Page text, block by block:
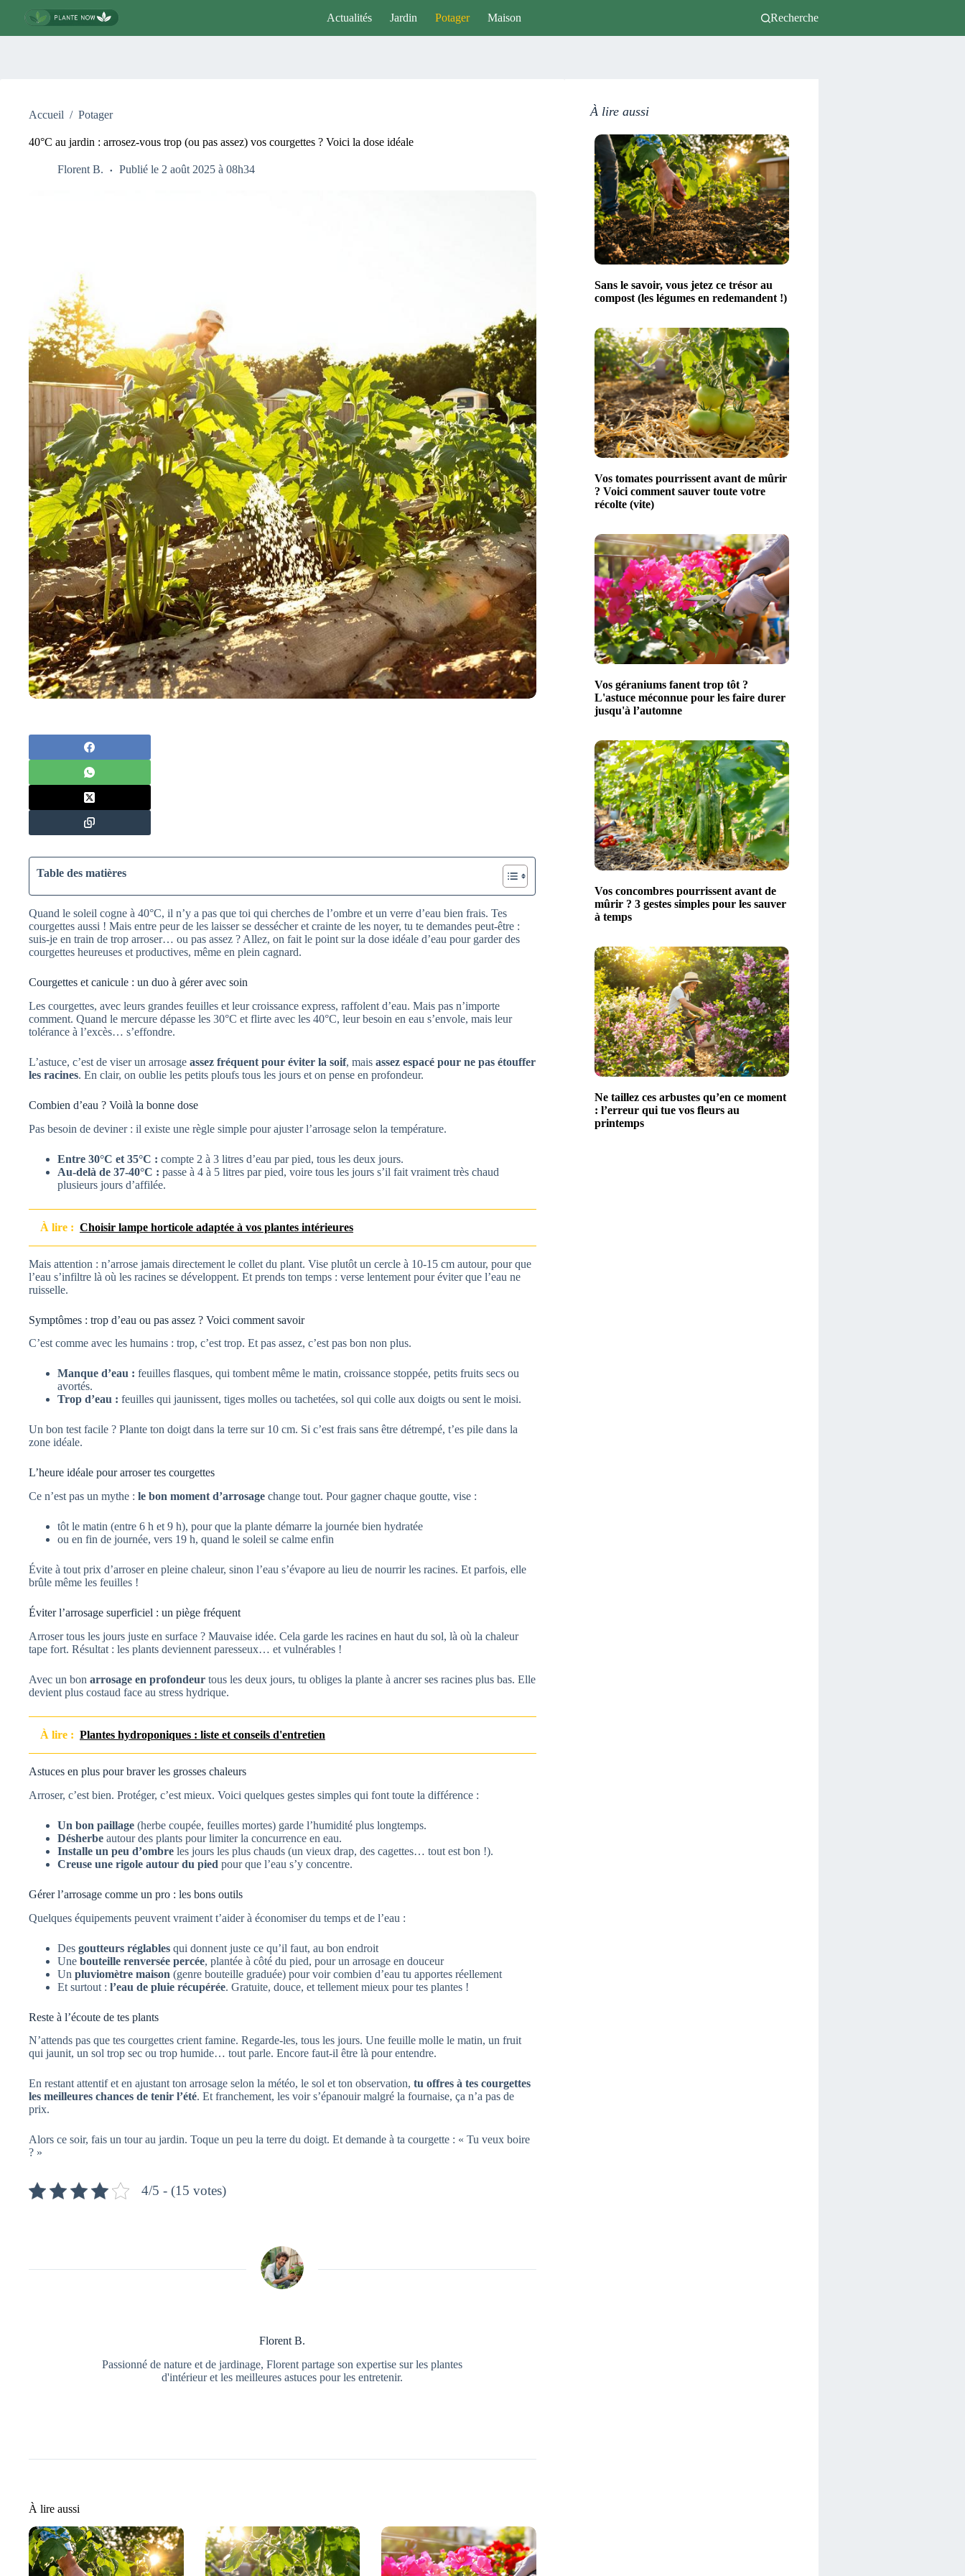
Actualités Jardin Potager Maison Recherche
Accueil / Potager
40°C au jardin : arrosez-vous trop (ou pas assez) vos courgettes ? Voici la dose idéale
Florent B. Publié le 2 août 2025 à 08h34
Table des matières
Quand le soleil cogne à 40°C, il n’y a pas que toi qui cherches de l’ombre et un verre d’eau bien frais. Tes
courgettes aussi ! Mais entre peur de les laisser se dessécher et crainte de les noyer, tu te demandes peut-être :
suis-je en train de trop arroser… ou pas assez ? Allez, on fait le point sur la dose idéale d’eau pour garder des
courgettes heureuses et productives, même en plein cagnard.
Courgettes et canicule : un duo à gérer avec soin
Les courgettes, avec leurs grandes feuilles et leur croissance express, raffolent d’eau. Mais pas n’importe
comment. Quand le mercure dépasse les 30°C et flirte avec les 40°C, leur besoin en eau s’envole, mais leur
tolérance à l’excès… s’effondre.
L’astuce, c’est de viser un arrosage assez fréquent pour éviter la soif, mais assez espacé pour ne pas étouffer
les racines. En clair, on oublie les petits ploufs tous les jours et on pense en profondeur.
Combien d’eau ? Voilà la bonne dose
Pas besoin de deviner : il existe une règle simple pour ajuster l’arrosage selon la température.
Entre 30°C et 35°C : compte 2 à 3 litres d’eau par pied, tous les deux jours.
Au-delà de 37-40°C : passe à 4 à 5 litres par pied, voire tous les jours s’il fait vraiment très chaud
plusieurs jours d’affilée.
À lire : Choisir lampe horticole adaptée à vos plantes intérieures
Mais attention : n’arrose jamais directement le collet du plant. Vise plutôt un cercle à 10-15 cm autour, pour que
l’eau s’infiltre là où les racines se développent. Et prends ton temps : verse lentement pour éviter que l’eau ne
ruisselle.
Symptômes : trop d’eau ou pas assez ? Voici comment savoir
C’est comme avec les humains : trop, c’est trop. Et pas assez, c’est pas bon non plus.
Manque d’eau : feuilles flasques, qui tombent même le matin, croissance stoppée, petits fruits secs ou
avortés.
Trop d’eau : feuilles qui jaunissent, tiges molles ou tachetées, sol qui colle aux doigts ou sent le moisi.
Un bon test facile ? Plante ton doigt dans la terre sur 10 cm. Si c’est frais sans être détrempé, t’es pile dans la
zone idéale.
L’heure idéale pour arroser tes courgettes
Ce n’est pas un mythe : le bon moment d’arrosage change tout. Pour gagner chaque goutte, vise :
tôt le matin (entre 6 h et 9 h), pour que la plante démarre la journée bien hydratée
ou en fin de journée, vers 19 h, quand le soleil se calme enfin
Évite à tout prix d’arroser en pleine chaleur, sinon l’eau s’évapore au lieu de nourrir les racines. Et parfois, elle
brûle même les feuilles !
Éviter l’arrosage superficiel : un piège fréquent
Arroser tous les jours juste en surface ? Mauvaise idée. Cela garde les racines en haut du sol, là où la chaleur
tape fort. Résultat : les plants deviennent paresseux… et vulnérables !
Avec un bon arrosage en profondeur tous les deux jours, tu obliges la plante à ancrer ses racines plus bas. Elle
devient plus costaud face au stress hydrique.
À lire : Plantes hydroponiques : liste et conseils d'entretien
Astuces en plus pour braver les grosses chaleurs
Arroser, c’est bien. Protéger, c’est mieux. Voici quelques gestes simples qui font toute la différence :
Un bon paillage (herbe coupée, feuilles mortes) garde l’humidité plus longtemps.
Désherbe autour des plants pour limiter la concurrence en eau.
Installe un peu d’ombre les jours les plus chauds (un vieux drap, des cagettes… tout est bon !).
Creuse une rigole autour du pied pour que l’eau s’y concentre.
Gérer l’arrosage comme un pro : les bons outils
Quelques équipements peuvent vraiment t’aider à économiser du temps et de l’eau :
Des goutteurs réglables qui donnent juste ce qu’il faut, au bon endroit
Une bouteille renversée percée, plantée à côté du pied, pour un arrosage en douceur
Un pluviomètre maison (genre bouteille graduée) pour voir combien d’eau tu apportes réellement
Et surtout : l’eau de pluie récupérée. Gratuite, douce, et tellement mieux pour tes plantes !
Reste à l’écoute de tes plants
N’attends pas que tes courgettes crient famine. Regarde-les, tous les jours. Une feuille molle le matin, un fruit
qui jaunit, un sol trop sec ou trop humide… tout parle. Encore faut-il être là pour entendre.
En restant attentif et en ajustant ton arrosage selon la météo, le sol et ton observation, tu offres à tes courgettes
les meilleures chances de tenir l’été. Et franchement, les voir s’épanouir malgré la fournaise, ça n’a pas de
prix.
Alors ce soir, fais un tour au jardin. Toque un peu la terre du doigt. Et demande à ta courgette : « Tu veux boire
? »
4/5 - (15 votes)
Florent B.
Passionné de nature et de jardinage, Florent partage son expertise sur les plantes
d'intérieur et les meilleures astuces pour les entretenir.
À lire aussi
À lire aussi
Sans le savoir, vous jetez ce trésor au
compost (les légumes en redemandent !)
Vos tomates pourrissent avant de mûrir
? Voici comment sauver toute votre
récolte (vite)
Vos géraniums fanent trop tôt ?
L'astuce méconnue pour les faire durer
jusqu'à l’automne
Vos concombres pourrissent avant de
mûrir ? 3 gestes simples pour les sauver
à temps
Ne taillez ces arbustes qu’en ce moment
: l’erreur qui tue vos fleurs au
printemps